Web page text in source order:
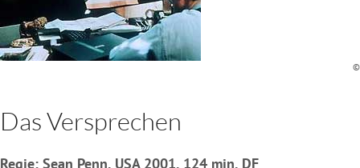
©
Das Versprechen
Regie: Sean Penn, USA 2001, 124 min, DF